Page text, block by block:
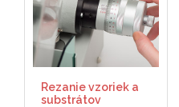
Rezanie vzoriek a
substrátov